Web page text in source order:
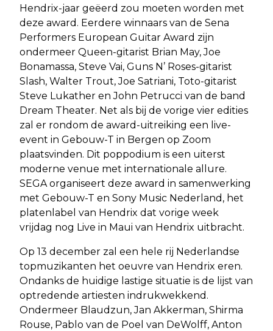
Hendrix-jaar geëerd zou moeten worden met
deze award. Eerdere winnaars van de Sena
Performers European Guitar Award zijn
ondermeer Queen-gitarist Brian May, Joe
Bonamassa, Steve Vai, Guns N’ Roses-gitarist
Slash, Walter Trout, Joe Satriani, Toto-gitarist
Steve Lukather en John Petrucci van de band
Dream Theater. Net als bij de vorige vier edities
zal er rondom de award-uitreiking een live-
event in Gebouw-T in Bergen op Zoom
plaatsvinden. Dit poppodium is een uiterst
moderne venue met internationale allure.
SEGA organiseert deze award in samenwerking
met Gebouw-T en Sony Music Nederland, het
platenlabel van Hendrix dat vorige week
vrijdag nog Live in Maui van Hendrix uitbracht.
Op 13 december zal een hele rij Nederlandse
topmuzikanten het oeuvre van Hendrix eren.
Ondanks de huidige lastige situatie is de lijst van
optredende artiesten indrukwekkend.
Ondermeer Blaudzun, Jan Akkerman, Shirma
Rouse, Pablo van de Poel van DeWolff, Anton